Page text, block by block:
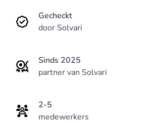
Gecheckt
door Solvari
Sinds 2025
partner van Solvari
2-5
medewerkers